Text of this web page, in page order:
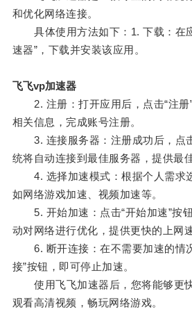
和优化网络连接。
具体使用方法如下：1. 下载：在
速器”，下载并安装该应用。
飞飞vp加速器
2. 注册：打开应用后，点击“注册
相关信息，完成账号注册。
3. 连接服务器：注册成功后，点击
统将自动连接到最佳服务器，提供最
4. 选择加速模式：根据个人需求
如网络游戏加速、视频加速等。
5. 开始加速：点击“开始加速”按
动对网络进行优化，提供更快的上网速
6. 断开连接：在不需要加速的情
接”按钮，即可停止加速。
使用飞飞加速器后，您将能够更快
观看高清视频，畅玩网络游戏。